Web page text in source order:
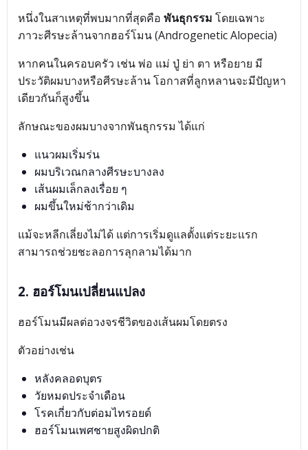
หนึ่งในสาเหตุที่พบมากที่สุดคือ พันธุกรรม โดยเฉพาะ
ภาวะศีรษะล้านจากฮอร์โมน (Androgenetic Alopecia)
หากคนในครอบครัว เช่น พ่อ แม่ ปู่ ย่า ตา หรือยาย มี
ประวัติผมบางหรือศีรษะล้าน โอกาสที่ลูกหลานจะมีปัญหา
เดียวกันก็สูงขึ้น
ลักษณะของผมบางจากพันธุกรรม ได้แก่
แนวผมเริ่มร่น
ผมบริเวณกลางศีรษะบางลง
เส้นผมเล็กลงเรื่อย ๆ
ผมขึ้นใหม่ช้ากว่าเดิม
แม้จะหลีกเลี่ยงไม่ได้ แต่การเริ่มดูแลตั้งแต่ระยะแรก
สามารถช่วยชะลอการลุกลามได้มาก
2. ฮอร์โมนเปลี่ยนแปลง
ฮอร์โมนมีผลต่อวงจรชีวิตของเส้นผมโดยตรง
ตัวอย่างเช่น
หลังคลอดบุตร
วัยหมดประจำเดือน
โรคเกี่ยวกับต่อมไทรอยด์
ฮอร์โมนเพศชายสูงผิดปกติ